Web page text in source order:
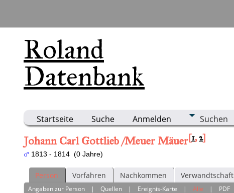
Roland
Datenbank
Startseite Suche Anmelden Suchen
Johann Carl Gottlieb /Meuer Mäuer[1,2]
1813 - 1814 (0 Jahre)
Person Vorfahren Nachkommen Verwandtschaft
Angaben zur Person |Quellen | Ereignis-Karte |Alle | PDF